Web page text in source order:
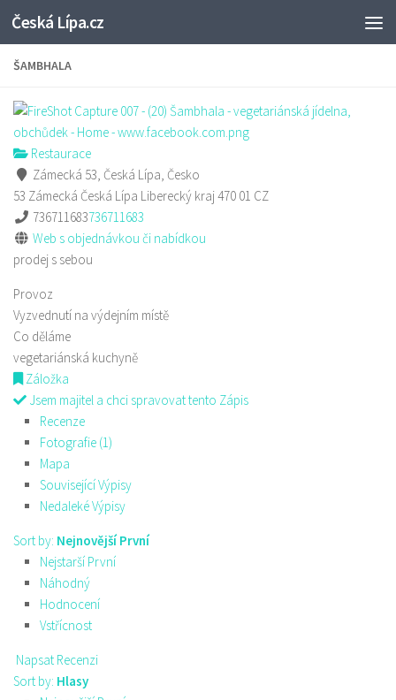
Skip to content
Česká Lípa.cz
ŠAMBHALA
Restaurace
Zámecká 53, Česká Lípa, Česko
53 Zámecká Česká Lípa Liberecký kraj470 01 CZ
736711683736711683
Web s objednávkou či nabídkou
prodej s sebou
Provoz
Vyzvednutí na výdejním místě
Co děláme
vegetariánská kuchyně
Záložka
Jsem majitel a chci spravovat tento Zápis
Recenze
Fotografie (1)
Mapa
Související Výpisy
Nedaleké Výpisy
Sort by: Nejnovější První
Nejstarší První
Náhodný
Hodnocení
Vstřícnost
Napsat Recenzi
Sort by: Hlasy